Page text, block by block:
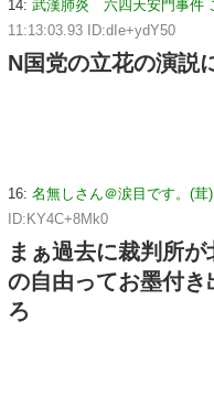
14: 武漢肺炎 六四天安門事件
11:13:03.93 ID:dIe+ydY50
N国党の立花の演説
16: 名無しさん＠涙目です。(茸
ID:KY4C+8Mk0
まぁ過去に裁判所
の自由ってお墨付
ろ